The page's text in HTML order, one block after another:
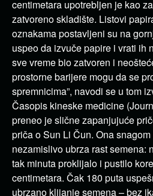
centimetara upotrebljen je kao
zatvoreno skladište. Listovi
oznakama postavljeni su na
uspeo da izvuče papire i vrati ih
sve vreme bio zatvoren i
prostorne barijere mogu da se
spremnicima”, navodi se u tom
Časopis kineske medicine
preneo je slične zapanjujuće
priča o Sun Li Čun. Ona
nezamislivo ubrza rast semena:
tak minuta proklijalo i pustilo
centimetara. Čak 180 puta
ubrzano klijanje semena – bez